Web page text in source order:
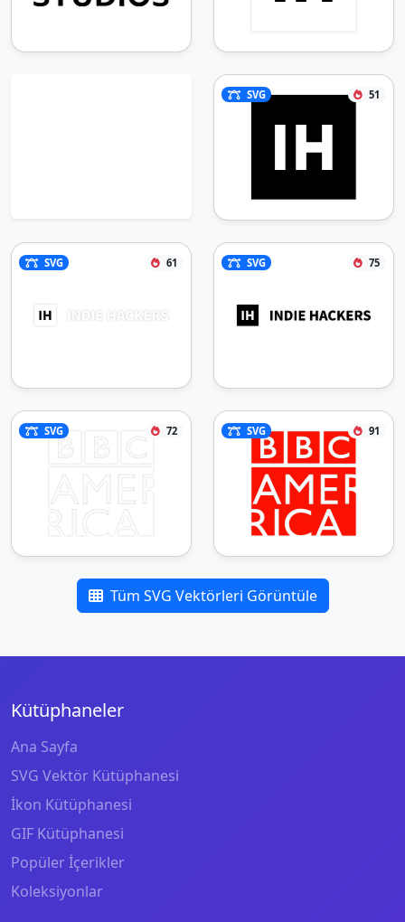
SVG 51
SVG 61 SVG 75
SVG 72 SVG 91
Tüm SVG Vektörleri Görüntüle
Kütüphaneler
Ana Sayfa
SVG Vektör Kütüphanesi
İkon Kütüphanesi
GIF Kütüphanesi
Popüler İçerikler
Koleksiyonlar